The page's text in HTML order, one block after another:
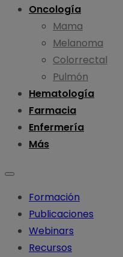
Oncología
Mama
Melanoma
Colorrectal
Pulmón
Hematología
Farmacia
Enfermería
Más
Formación
Publicaciones
Webinars
Recursos